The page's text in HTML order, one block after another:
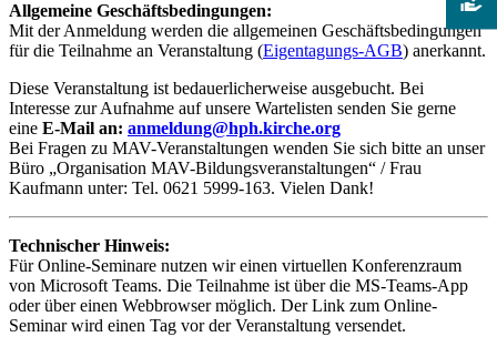
Allgemeine Geschäftsbedingungen:
Mit der Anmeldung werden die allgemeinen Geschäftsbedingungen
für die Teilnahme an Veranstaltung (Eigentagungs-AGB) anerkannt.
Diese Veranstaltung ist bedauerlicherweise ausgebucht. Bei
Interesse zur Aufnahme auf unsere Wartelisten senden Sie gerne
eine E-Mail an: anmeldung@hph.kirche.org
Bei Fragen zu MAV-Veranstaltungen wenden Sie sich bitte an unser
Büro „Organisation MAV-Bildungsveranstaltungen“ / Frau
Kaufmann unter: Tel. 0621 5999-163. Vielen Dank!
Technischer Hinweis:
Für Online-Seminare nutzen wir einen virtuellen Konferenzraum
von Microsoft Teams. Die Teilnahme ist über die MS-Teams-App
oder über einen Webbrowser möglich. Der Link zum Online-
Seminar wird einen Tag vor der Veranstaltung versendet.